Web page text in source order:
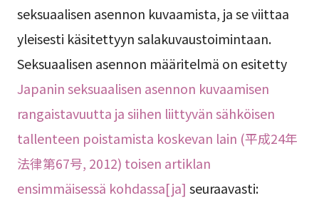
seksuaalisen asennon kuvaamista, ja se viittaa
yleisesti käsitettyyn salakuvaustoimintaan.
Seksuaalisen asennon määritelmä on esitetty
Japanin seksuaalisen asennon kuvaamisen
rangaistavuutta ja siihen liittyvän sähköisen
tallenteen poistamista koskevan lain (平成24年
法律第67号, 2012) toisen artiklan
ensimmäisessä kohdassa[ja] seuraavasti: